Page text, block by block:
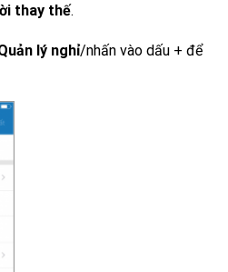
thay thế.
lý nghỉ/nhấn vào dấu + để